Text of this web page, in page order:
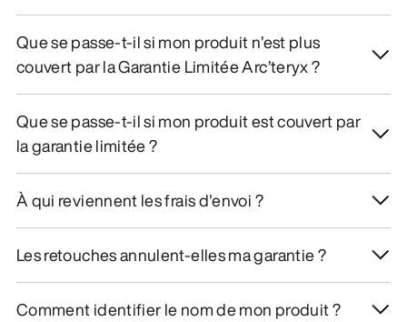
Que se passe-t-il si mon produit n’est plus
couvert par la Garantie Limitée Arc’teryx ?
Que se passe-t-il si mon produit est couvert par
la garantie limitée ?
À qui reviennent les frais d'envoi ?
Les retouches annulent-elles ma garantie ?
Comment identifier le nom de mon produit ?